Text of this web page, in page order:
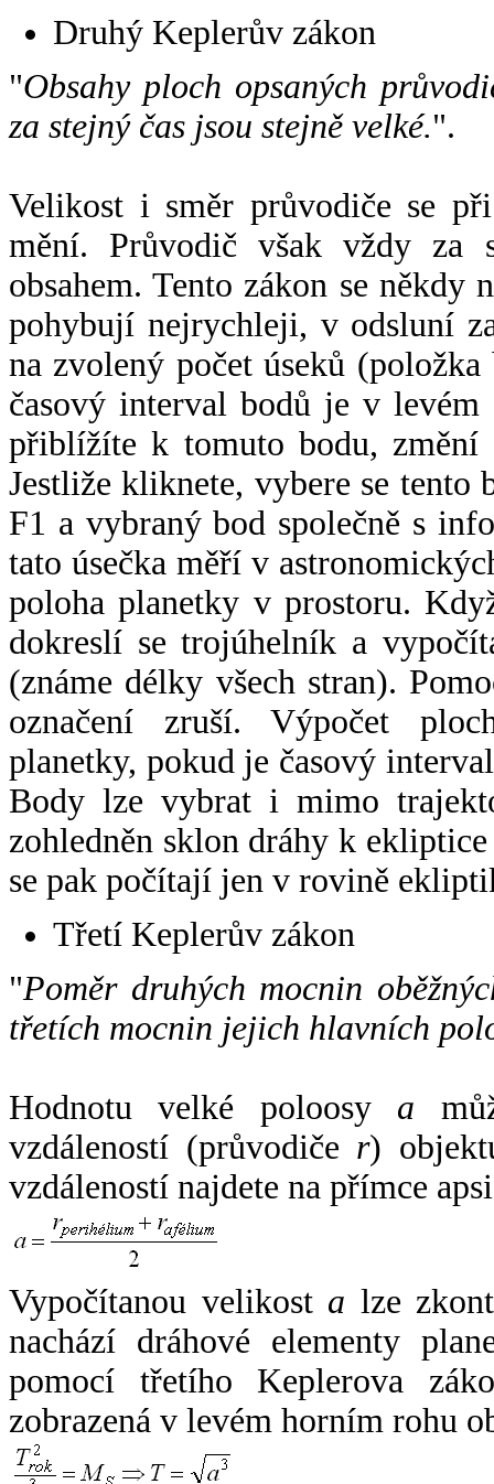
Druhý Keplerův zákon
"Obsahy ploch opsaných
za stejný čas jsou stejně velké.".
Velikost i směr průvodiče se
mění. Průvodič však vždy za
obsahem. Tento zákon se někdy
pohybují nejrychleji, v odsluní
na zvolený počet úseků
časový interval bodů je v
přiblížíte k tomuto bodu,
Jestliže kliknete, vybere se tento
F1 a vybraný bod společně s
tato úsečka měří v
poloha planetky v prostoru.
dokreslí se trojúhelník a
(známe délky všech stran).
označení zruší. Výpočet
planetky, pokud je časový
Body lze vybrat i mimo
zohledněn sklon dráhy k
se pak počítají jen v rovině
Třetí Keplerův zákon
"Poměr druhých mocnin
třetích mocnin jejich hlavních
Hodnotu velké poloosy a
vzdáleností (průvodiče r)
vzdáleností najdete na přímce
Vypočítanou velikost a lze
nachází dráhové elementy
pomocí třetího Keplerova
zobrazená v levém horním rohu